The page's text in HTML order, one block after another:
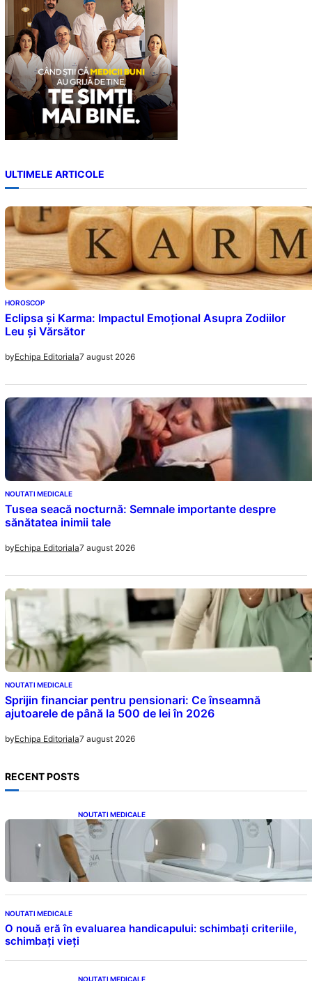
ULTIMELE ARTICOLE
HOROSCOP
Eclipsa și Karma: Impactul Emoțional Asupra Zodiilor
Leu și Vărsător
byEchipa Editoriala7 august 2026
NOUTATI MEDICALE
Tusea seacă nocturnă: Semnale importante despre
sănătatea inimii tale
byEchipa Editoriala7 august 2026
NOUTATI MEDICALE
Sprijin financiar pentru pensionari: Ce înseamnă
ajutoarele de până la 500 de lei în 2026
byEchipa Editoriala7 august 2026
RECENT POSTS
NOUTATI MEDICALE
Impactul Substanțelor de Contrast în RMN:
Îngrijorări Legate de Gadoliniu și Acidul
Oxalic
NOUTATI MEDICALE
O nouă eră în evaluarea handicapului: schimbați criteriile,
schimbați vieți
NOUTATI MEDICALE